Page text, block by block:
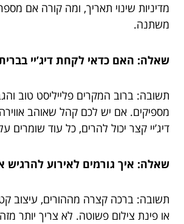
מדיניות שינוי תאריך, ומה קורה אם
משתנה.
שאלה: האם כדאי לקחת דיג’יי
תשובה: ברוב המקרים פלייליסט טוב
מספיקים. אם יש לכם קהל שאוהב אווירה
דיג’יי קצר יכול להרים, כל עוד שומרים
שאלה: איך גורמים לאירוע להרגיש
תשובה: ברכה קצרה מההורים, עיצוב
או פינת צילום פשוטה. לא צריך יותר